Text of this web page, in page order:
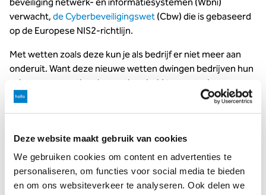
Deze website maakt gebruik van cookies
We gebruiken cookies om content en advertenties te
personaliseren, om functies voor social media te bieden
en om ons websiteverkeer te analyseren. Ook delen we
verwacht,de Cyberbeveiligingswet(Cbw) die is gebaseerd
op de Europese NIS2-richtlijn.
Met wetten zoals deze kun je als bedrijf er niet meer aan
onderuit. Want deze nieuwe wetten dwingen bedrijven hun
cyber- en operationele weerbaarheid te versterken.
Identiteitsfraude gaat
toenemen
Binnenkomen via de achterdeur gebruikmakend van de
gestolen gegevens van één van je collega's. Dit kan worden